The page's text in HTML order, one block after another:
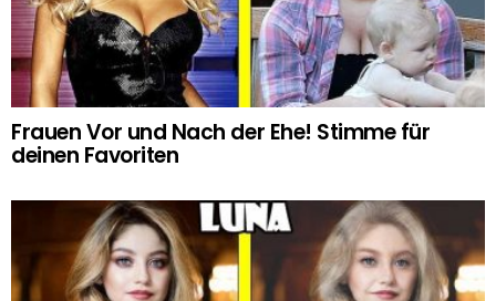
Frauen Vor und Nach der Ehe! Stimme für
deinen Favoriten